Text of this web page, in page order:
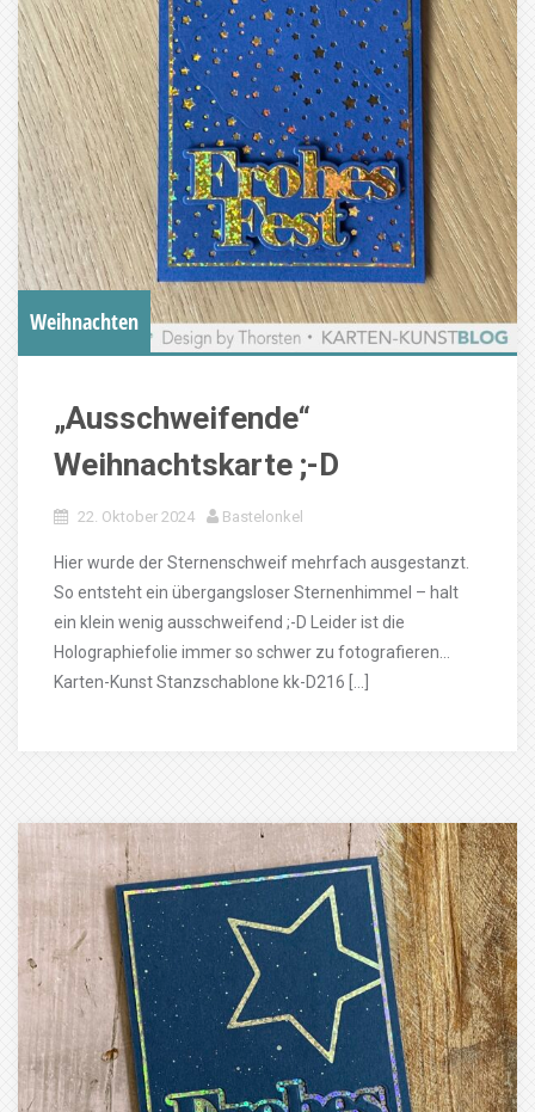
Weihnachten
„Ausschweifende“
Weihnachtskarte ;-D
22. Oktober 2024 Bastelonkel
Hier wurde der Sternenschweif mehrfach ausgestanzt.
So entsteht ein übergangsloser Sternenhimmel – halt
ein klein wenig ausschweifend ;-D Leider ist die
Holographiefolie immer so schwer zu fotografieren…
Karten-Kunst Stanzschablone kk-D216 […]